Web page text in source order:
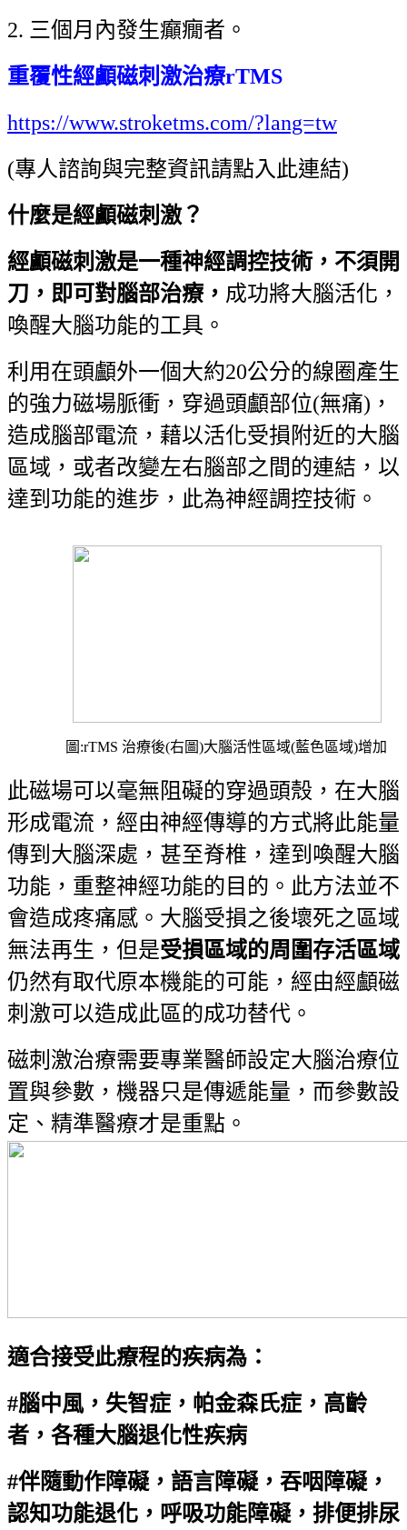
2. 三個月內發生癲癇者。
重覆性經顱磁刺激治療rTMS
https://www.stroketms.com/?lang=tw
(專人諮詢與完整資訊請點入此連結)
什麼是經顱磁刺激？
經顱磁刺激是一種神經調控技術，不須開
刀，即可對腦部治療， 成功將大腦活化，
喚醒大腦功能的工具。
利用在頭顱外一個大約20公分的線圈產生
的強力磁場脈衝，穿過頭顱部位(無痛)，
造成腦部電流，藉以活化受損附近的大腦
區域，或者改變左右腦部之間的連結，以
達到功能的進步，此為神經調控技術。
圖 :rTMS 治療後(右圖)大腦活性區域(藍色區域)增加
此磁場可以毫無阻礙的穿過頭殼，在大腦
形成電流，經由神經傳導的方式將此能量
傳到大腦深處，甚至脊椎，達到喚醒大腦
功能，重整神經功能的目的。此方法並不
會造成疼痛感。大腦受損之後壞死之區域
無法再生，但是受損區域的周圍存活區域
仍然有取代原本機能的可能，經由經顱磁
刺激可以造成此區的成功替代。
磁刺激治療需要專業醫師設定大腦治療位
置與參數，機器只是傳遞能量，而參數設
定、精準醫療才是重點。
適合接受此療程的疾病為：
#腦中風，失智症，帕金森氏症，高齡
者，各種大腦退化性疾病
#伴隨動作障礙，語言障礙，吞咽障礙，
認知功能退化，呼吸功能障礙，排便排尿